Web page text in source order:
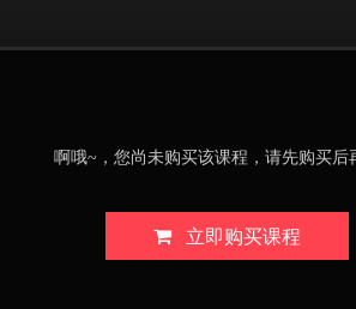
啊哦~，您尚未购买该课程，请先购买后
立即购买课程